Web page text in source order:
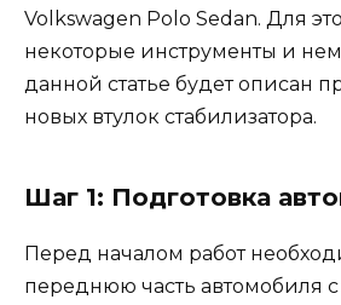
Volkswagen Polo Sedan. Для
некоторые инструменты и
данной статье будет описан
новых втулок стабилизатора.
Шаг 1: Подготовка
Перед началом работ
переднюю часть автомобиля